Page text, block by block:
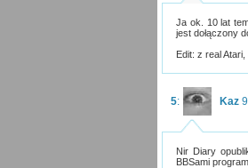
Ja ok. 10 lat
jest dołączony
Edit: z real
5: Kaz
Nir Diary
BBSami